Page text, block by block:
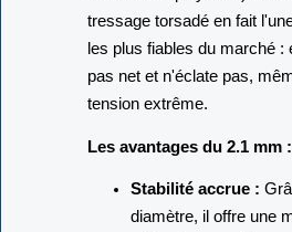
tressage torsadé en fait
les plus fiables du marché :
pas net et n'éclate pas,
tension extrême.
Les avantages du 2.1 mm :
Stabilité accrue :
diamètre, il offre une